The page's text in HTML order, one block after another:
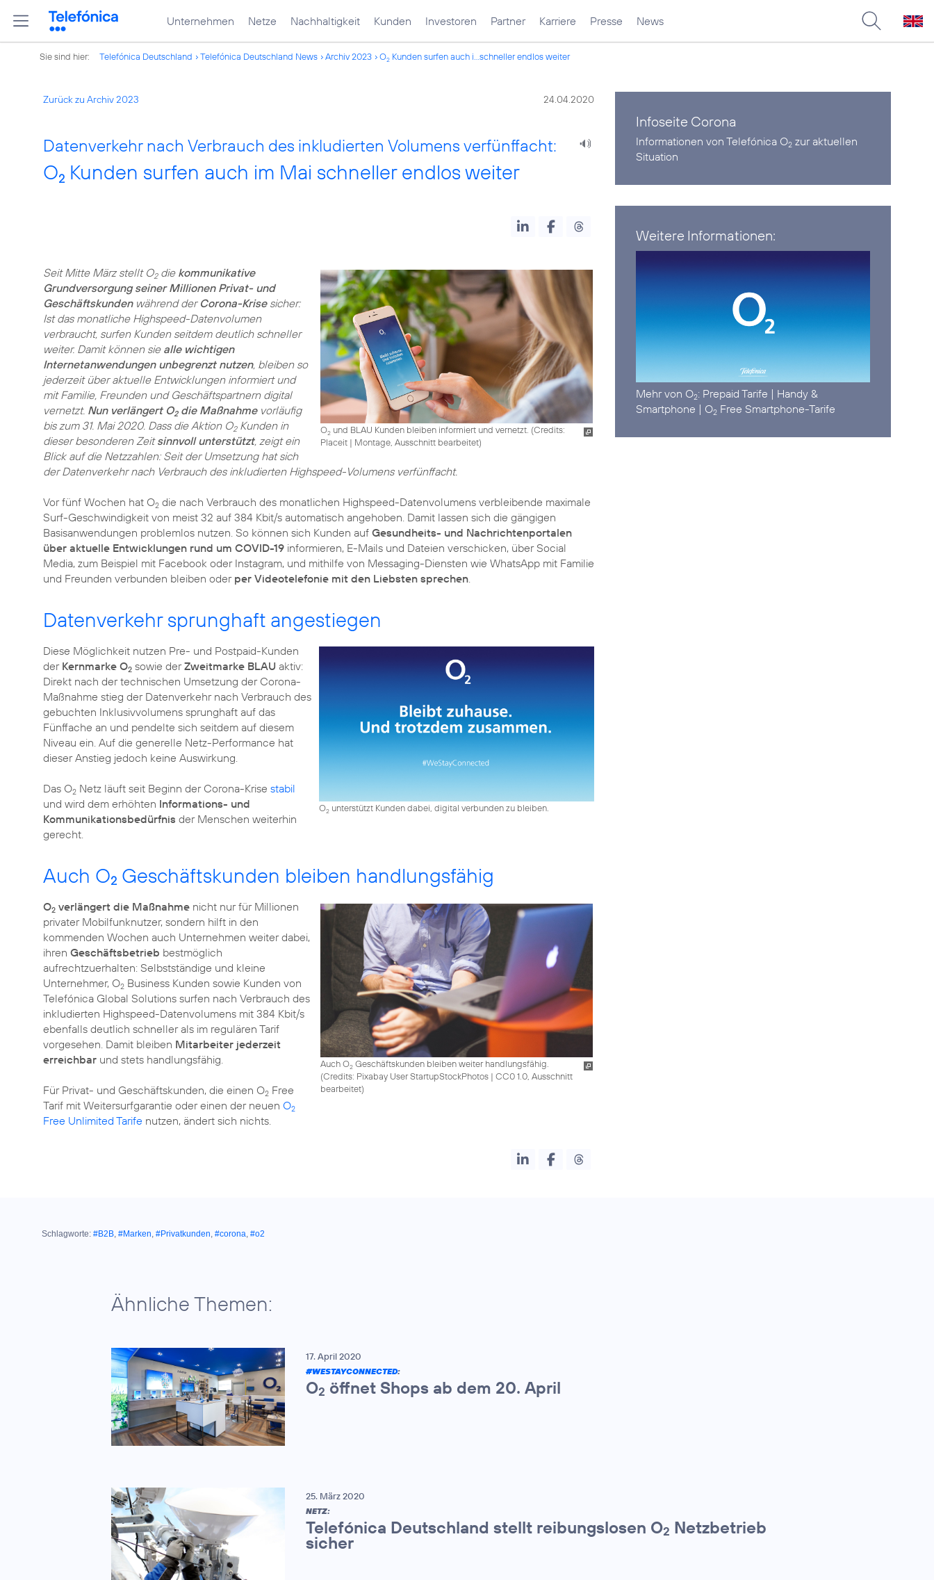
Unternehmen Netze Nachhaltigkeit Kunden Investoren Partner Karriere Presse News
Sie sind hier: Telefónica Deutschland Telefónica Deutschland News Archiv 2023 O2 Kunden surfen auch i...schneller endlos weiter
Zurück zu Archiv 2023 24.04.2020
Datenverkehr nach Verbrauch des inkludierten Volumens verfünffacht:
O2 Kunden surfen auch im Mai schneller endlos weiter
O2und BLAU Kunden bleiben informiert und vernetzt. (Credits:
Placeit| Montage, Ausschnitt bearbeitet)
Seit Mitte März stellt O2die kommunikative
Grundversorgung seiner Millionen Privat- und
Geschäftskundenwährend der Corona-Krisesicher:
Ist das monatliche Highspeed-Datenvolumen
verbraucht, surfen Kunden seitdem deutlich schneller
weiter. Damit können sie alle wichtigen
Internetanwendungen unbegrenzt nutzen, bleiben so
jederzeit über aktuelle Entwicklungen informiert und
mit Familie, Freunden und Geschäftspartnern digital
vernetzt. Nun verlängert O2die Maßnahmevorläufig
bis zum 31. Mai 2020. Dass die Aktion O2Kunden in
dieser besonderen Zeitsinnvoll unterstützt, zeigt ein
Blick auf die Netzzahlen: Seit der Umsetzung hat sich
der Datenverkehr nach Verbrauch des inkludierten Highspeed-Volumens verfünffacht.
Vor fünf Wochen hat O2 die nach Verbrauch des monatlichen Highspeed-Datenvolumens verbleibende maximale
Surf-Geschwindigkeit von meist 32 auf 384 Kbit/s automatisch angehoben. Damit lassen sich die gängigen
Basisanwendungen problemlos nutzen. So können sich Kunden auf Gesundheits- und Nachrichtenportalen
über aktuelle Entwicklungen rund um COVID-19 informieren, E-Mails und Dateien verschicken, über Social
Media, zum Beispiel mit Facebook oder Instagram, und mithilfe von Messaging-Diensten wie WhatsApp mit Familie
und Freunden verbunden bleiben oder per Videotelefonie mit den Liebsten sprechen.
Datenverkehr sprunghaft angestiegen
O2unterstützt Kunden dabei, digital verbunden zu bleiben.
Diese Möglichkeit nutzen Pre- und Postpaid-Kunden
der Kernmarke O2 sowie derZweitmarke BLAU aktiv:
Direkt nach der technischen Umsetzung der Corona-
Maßnahme stieg der Datenverkehr nach Verbrauch des
gebuchten Inklusivvolumens sprunghaft auf das
Fünffache an und pendelte sich seitdem auf diesem
Niveau ein. Auf die generelle Netz-Performance hat
dieser Anstieg jedoch keine Auswirkung.
Das O2 Netz läuft seit Beginn der Corona-Krise stabil
und wird dem erhöhten Informations- und
Kommunikationsbedürfnis der Menschen weiterhin
gerecht.
Auch O2 Geschäftskunden bleiben handlungsfähig
Auch O2Geschäftskunden bleiben weiter handlungsfähig.
(Credits: Pixabay User StartupStockPhotos| CC0 1.0, Ausschnitt
bearbeitet)
O2 verlängert die Maßnahme nicht nur für Millionen
privater Mobilfunknutzer, sondern hilft in den
kommenden Wochen auch Unternehmen weiter dabei,
ihren Geschäftsbetrieb bestmöglich
aufrechtzuerhalten: Selbstständige und kleine
Unternehmer, O2 Business Kunden sowie Kunden von
Telefónica Global Solutions surfen nach Verbrauch des
inkludierten Highspeed-Datenvolumens mit 384 Kbit/s
ebenfalls deutlich schneller als im regulären Tarif
vorgesehen. Damit bleiben Mitarbeiter jederzeit
erreichbar und stets handlungsfähig.
Für Privat- und Geschäftskunden, die einen O2 Free
Tarif mit Weitersurfgarantie oder einen der neuen O2
Free Unlimited Tarife nutzen, ändert sich nichts.
Infoseite Corona
Informationen von Telefónica O2 zur aktuellen
Situation
Weitere Informationen:
Mehr von O2: Prepaid Tarife | Handy &
Smartphone | O2 Free Smartphone-Tarife
Schlagworte: #B2B, #Marken, #Privatkunden, #corona, #o2
Ähnliche Themen:
17. April 2020
#WESTAYCONNECTED:
O2 öffnet Shops ab dem 20. April
25. März 2020
NETZ:
Telefónica Deutschland stellt reibungslosen O2 Netzbetrieb
sicher